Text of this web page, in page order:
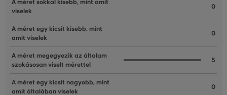
A méret sokkal kisebb, mint amit
viselek
0
A méret egy kicsit kisebb, mint
amit viselek
0
A méret megegyezik az általam
szokásosan viselt mérettel
5
A méret egy kicsit nagyobb, mint
amit általában viselek
0